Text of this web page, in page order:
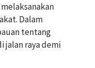
Dalam
tentang
raya demi